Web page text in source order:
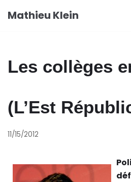
Aller
Mathieu Klein
Les collèges
(L’Est
11/15/2012